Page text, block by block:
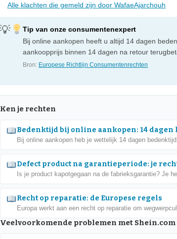
Alle klachten die gemeld zijn door WafaeAjarchouh
Tip van onze consumentenexpert
Bij online aankopen heeft u altijd 14 dagen
aankoopprijs binnen 14 dagen na retour
Bron: Europese Richtlijn Consumentenrechten
Ken je rechten
Bedenktijd bij online aankopen: 14
Bij online aankopen heb je wettelijk 14 dagen
Defect product na garantieperiode: je
Is je product kapotgegaan na de fabrieksgarantie? Je
Recht op reparatie: de Europese regels
Europa werkt aan een recht op reparatie om
Veelvoorkomende problemen met Shein.com